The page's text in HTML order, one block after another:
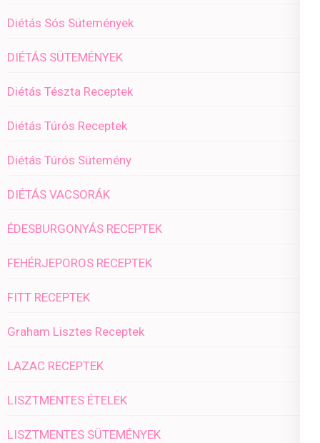
Diétás Sós Sütemények
DIÉTÁS SÜTEMÉNYEK
Diétás Tészta Receptek
Diétás Túrós Receptek
Diétás Túrós Sütemény
DIÉTÁS VACSORÁK
ÉDESBURGONYÁS RECEPTEK
FEHÉRJEPOROS RECEPTEK
FITT RECEPTEK
Graham Lisztes Receptek
LAZAC RECEPTEK
LISZTMENTES ÉTELEK
LISZTMENTES SÜTEMÉNYEK